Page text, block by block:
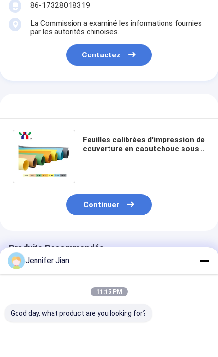
86-17328018319
La Commission a examiné les informations fournies
par les autorités chinoises.
Contactez
Feuilles calibrées d'impression de
couverture en caoutchouc sous-
Continuer
Produits Recommandés
Jennifer Jian
11:15 PM
Good day, what product are you looking for?